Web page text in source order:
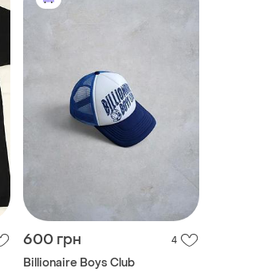
600 грн 4
Billionaire Boys Club